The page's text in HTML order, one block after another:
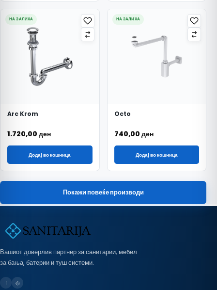
НА ЗАЛИХА
Arc Krom
1.720,00 ден
Додај во кошница
НА ЗАЛИХА
Octo
740,00 ден
Додај во кошница
Покажи повеќе производи
Вашиот доверлив партнер за санитарии, мебел
за бања, батерии и туш системи.
f ◎